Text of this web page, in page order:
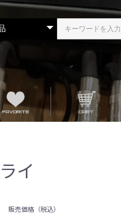
イ
販売価格（税込）